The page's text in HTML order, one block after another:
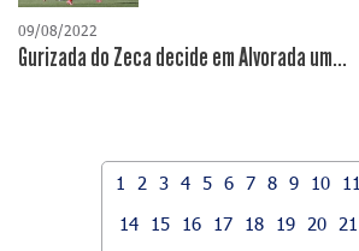
09/08/2022
Gurizada do Zeca decide em Alvorada um...
1 2 3 4 5 6 7 8 9 10 11
14
15 16 17 18 19 20 21